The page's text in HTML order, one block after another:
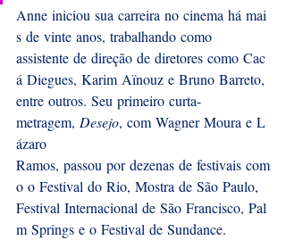
Anne iniciou sua carreira no cinema há mai
s de vinte anos, trabalhando como
assistente de direção de diretores como Cac
á Diegues, Karim Aïnouz e Bruno Barreto,
entre outros. Seu primeiro curta-
metragem, Desejo, com Wagner Moura e L
ázaro
Ramos, passou por dezenas de festivais com
o o Festival do Rio, Mostra de São Paulo,
Festival Internacional de São Francisco, Pal
m Springs e o Festival de Sundance.